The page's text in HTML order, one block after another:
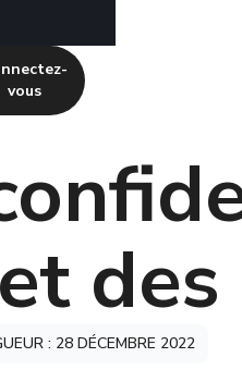
vous
: 28 DÉCEMBRE 2022